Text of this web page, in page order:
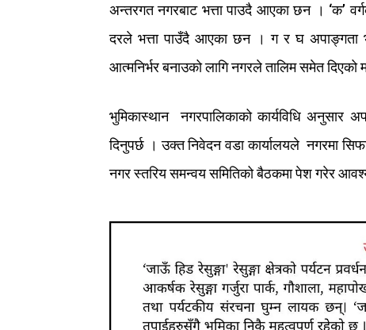
अन्तरगत नगरबाट भत्ता पाउदै आएका छन । ‘क’
दरले भत्तापाउँदै आएका छन । ग र घ अपाङ्गता
आत्मनिर्भरबनाउकोलागिनगरलेतालिमसमेतदिएको
भुमिकास्थान नगरपालिकाको कार्यविधि अनुसार
दिनुपर्छ । उक्त निवेदनवडा कार्यालयले नगरमा
नगरस्तरियसमन्वयसमितिकोबैठकमापेशगरेर